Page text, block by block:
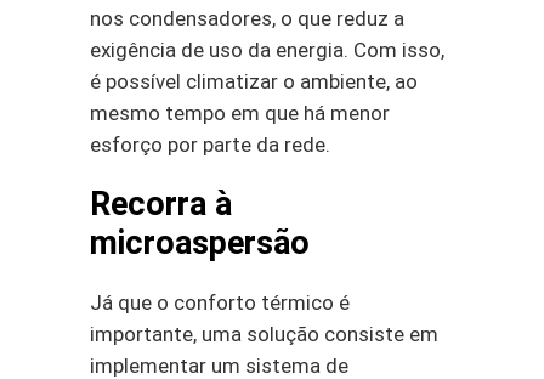
nos condensadores, o que reduz a
exigência de uso da energia. Com isso,
é possível climatizar o ambiente, ao
mesmo tempo em que há menor
esforço por parte da rede.
Recorra à
microaspersão
Já que o conforto térmico é
importante, uma solução consiste em
implementar um sistema de